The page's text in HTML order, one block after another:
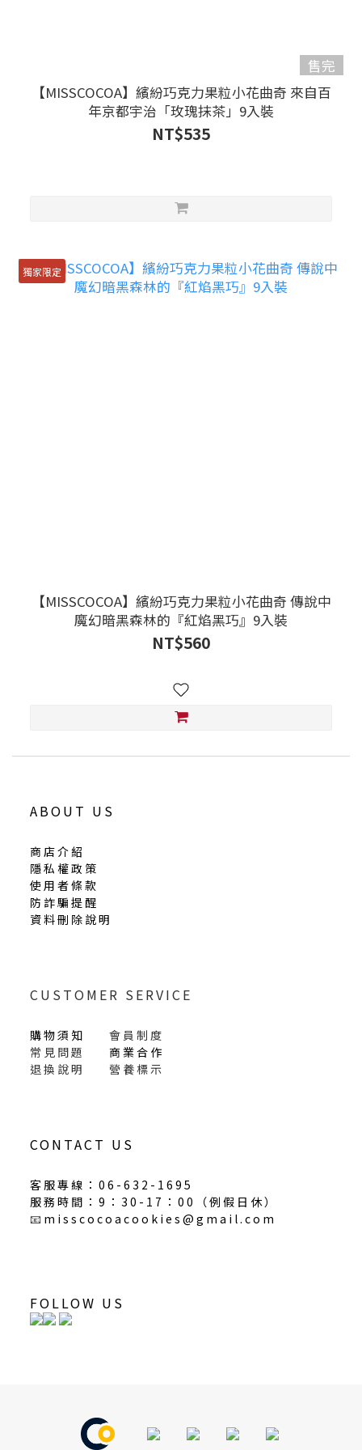
售完
【MISSCOCOA】繽紛巧克力果粒小花曲奇 來自百
年京都宇治「玫瑰抹茶」9入裝
NT$535
獨家限定
【MISSCOCOA】繽紛巧克力果粒小花曲奇 傳說中
魔幻暗黑森林的『紅焰黑巧』9入裝
NT$560
ABOUT US
商店介紹
隱私權政策
使用者條款
防詐騙提醒
資料刪除說明
CUSTOMER SERVICE
購物須知
會員制度
常見問題
商業合作
退換說明
營養標示
CONTACT US
客服專線：06-632-1695
服務時間：9：30-17：00（例假日休）
📧 misscocoacookies@gmail.com
FOLLOW US